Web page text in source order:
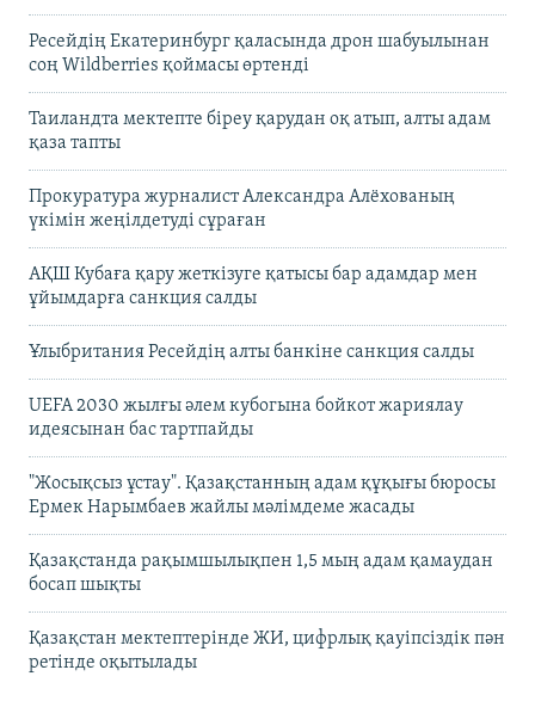
Ресейдің Екатеринбург қаласында дрон шабуылынан
соң Wildberries қоймасы өртенді
Таиландта мектепте біреу қарудан оқ атып, алты адам
қаза тапты
Прокуратура журналист Александра Алёхованың
үкімін жеңілдетуді сұраған
АҚШ Кубаға қару жеткізуге қатысы бар адамдар мен
ұйымдарға санкция салды
Ұлыбритания Ресейдің алты банкіне санкция салды
UEFA 2030 жылғы әлем кубогына бойкот жариялау
идеясынан бас тартпайды
"Жосықсыз ұстау". Қазақстанның адам құқығы бюросы
Ермек Нарымбаев жайлы мәлімдеме жасады
Қазақстанда рақымшылықпен 1,5 мың адам қамаудан
босап шықты
Қазақстан мектептерінде ЖИ, цифрлық қауіпсіздік пән
ретінде оқытылады